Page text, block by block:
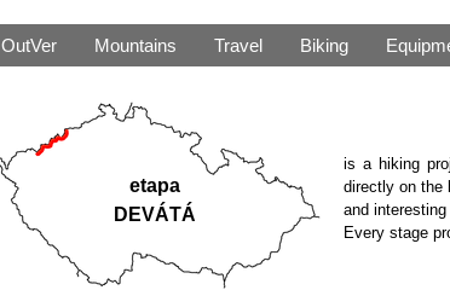
OutVer Mountains Travel Biking
etapa
DEVÁTÁ
is a hiking
directly on the
and
Every stage